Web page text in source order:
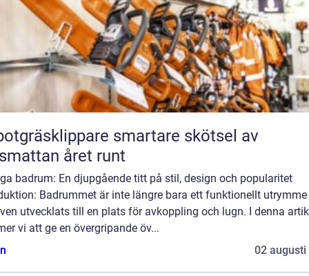
smartare skötsel av
året runt
badrum: En djupgående titt på stil, design och popularitet
Badrummet är inte längre bara ett funktionellt
utvecklats till en plats för avkoppling och lugn. I denna
vi att ge en övergripande öv...
02 augusti